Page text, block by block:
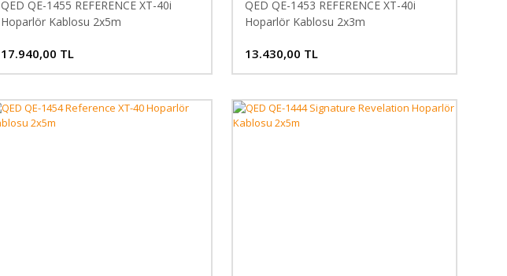
QED QE-1455 REFERENCE XT-40i
Hoparlör Kablosu 2x5m
17.940,00 TL
QED QE-1453 REFERENCE XT-40i
Hoparlör Kablosu 2x3m
13.430,00 TL